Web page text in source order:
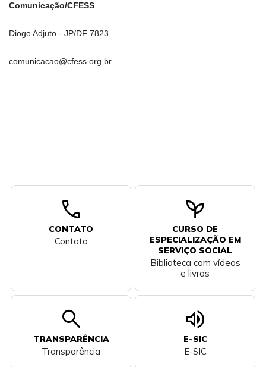
Comunicação/CFESS
Diogo Adjuto - JP/DF 7823
comunicacao@cfess.org.br
call
CONTATO
Contato
psychiatry
CURSO DE
ESPECIALIZAÇÃO EM
SERVIÇO SOCIAL
Biblioteca com vídeos
e livros
search
TRANSPARÊNCIA
Transparência
volume_up
E-SIC
E-SIC